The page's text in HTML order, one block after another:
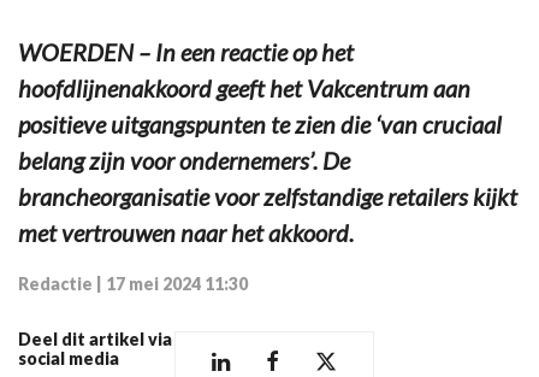
WOERDEN – In een reactie op het
hoofdlijnenakkoord geeft het Vakcentrum aan
positieve uitgangspunten te zien die ‘van cruciaal
belang zijn voor ondernemers’. De
brancheorganisatie voor zelfstandige retailers kijkt
met vertrouwen naar het akkoord.
Redactie 17 mei 2024 11:30
Deel dit artikel via
social media